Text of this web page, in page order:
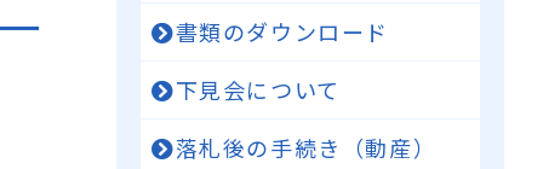
書類のダウンロード
下見会について
落札後の手続き（動産）